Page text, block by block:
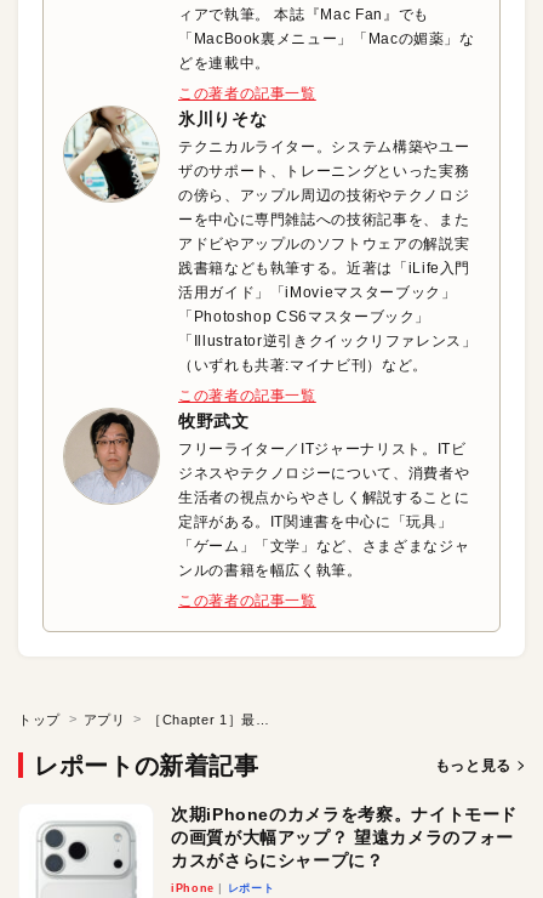
ィアで執筆。 本誌『Mac Fan』でも
「MacBook裏メニュー」「Macの媚薬」な
どを連載中。
この著者の記事一覧
氷川りそな
テクニカルライター。システム構築やユー
ザのサポート、トレーニングといった実務
の傍ら、アップル周辺の技術やテクノロジ
ーを中心に専門雑誌への技術記事を、また
アドビやアップルのソフトウェアの解説実
践書籍なども執筆する。近著は「iLife入門
活用ガイド」「iMovieマスターブック」
「Photoshop CS6マスターブック」
「Illustrator逆引きクイックリファレンス」
（いずれも共著:マイナビ刊）など。
この著者の記事一覧
牧野武文
フリーライター／ITジャーナリスト。ITビ
ジネスやテクノロジーについて、消費者や
生活者の視点からやさしく解説することに
定評がある。IT関連書を中心に「玩具」
「ゲーム」「文学」など、さまざまなジャ
ンルの書籍を幅広く執筆。
この著者の記事一覧
トップ アプリ
レポートの新着記事 もっと見る
次期iPhoneのカメラを考察。ナイトモード
の画質が大幅アップ？ 望遠カメラのフォー
カスがさらにシャープに？
iPhone レポート